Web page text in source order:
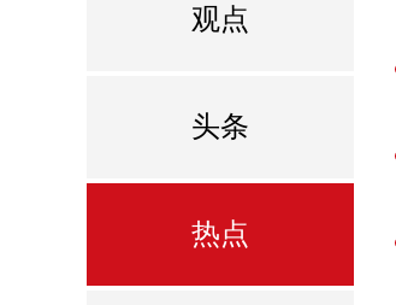
观点
头条
热点